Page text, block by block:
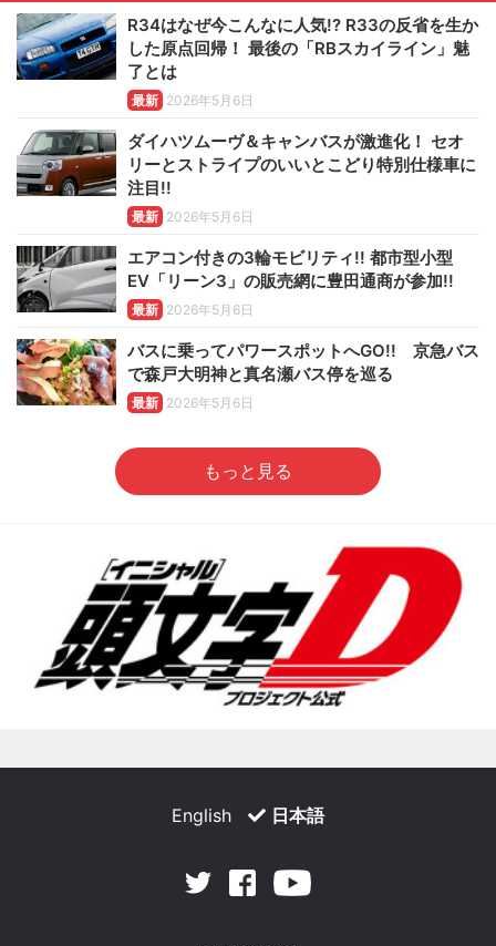
R34はなぜ今こんなに人気!? R33の反省を生か
した原点回帰！ 最後の「RBスカイライン」魅
了とは
最新 2026年5月6日
ダイハツムーヴ＆キャンバスが激進化！ セオ
リーとストライプのいいとこどり特別仕様車に
注目!!
最新 2026年5月6日
エアコン付きの3輪モビリティ!! 都市型小型
EV「リーン3」の販売網に豊田通商が参加!!
最新 2026年5月6日
バスに乗ってパワースポットへGO!! 京急バス
で森戸大明神と真名瀬バス停を巡る
最新 2026年5月6日
もっと見る
English 日本語
Twitter Facebook